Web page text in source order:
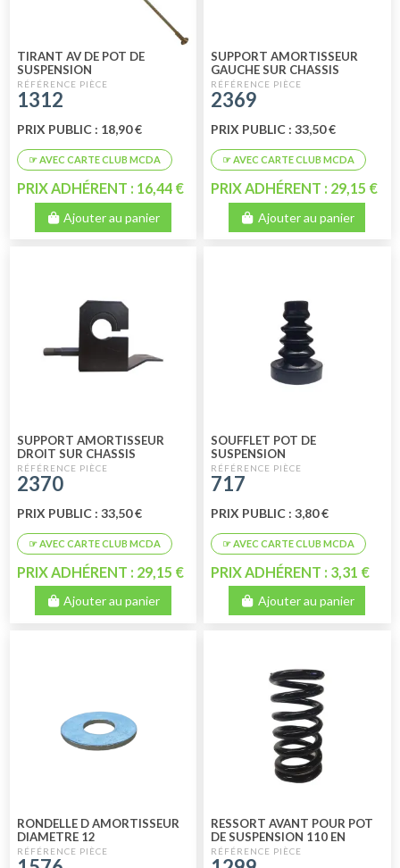
TIRANT AV DE POT DE
SUSPENSION
1312
PRIX PUBLIC : 18,90 €
PRIX ADHÉRENT : 16,44 €
Ajouter au panier
SUPPORT AMORTISSEUR
GAUCHE SUR CHASSIS
2369
PRIX PUBLIC : 33,50 €
PRIX ADHÉRENT : 29,15 €
Ajouter au panier
SUPPORT AMORTISSEUR
DROIT SUR CHASSIS
2370
PRIX PUBLIC : 33,50 €
PRIX ADHÉRENT : 29,15 €
Ajouter au panier
SOUFFLET POT DE
SUSPENSION
717
PRIX PUBLIC : 3,80 €
PRIX ADHÉRENT : 3,31 €
Ajouter au panier
RONDELLE D AMORTISSEUR
DIAMETRE 12
RESSORT AVANT POUR POT
DE SUSPENSION 110 EN
EPOXY